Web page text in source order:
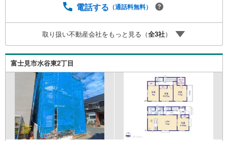
円のご紹介料をお支払いさせて頂きます！詳しくはスタッ
マイカーでも安心！2.チャイルドスペース、授乳室、ベビ
ーベッド完備3.他にもファミリーに優しい『あったら良い
な』がここにある！ミルク用浄水サーバー、紙おむつ、ア
メニティ、大型個室2部屋、各ブースモニター等
電話する （通話料無料）
取り扱い不動産会社をもっと見る（全3社）
富士見市水谷東2丁目